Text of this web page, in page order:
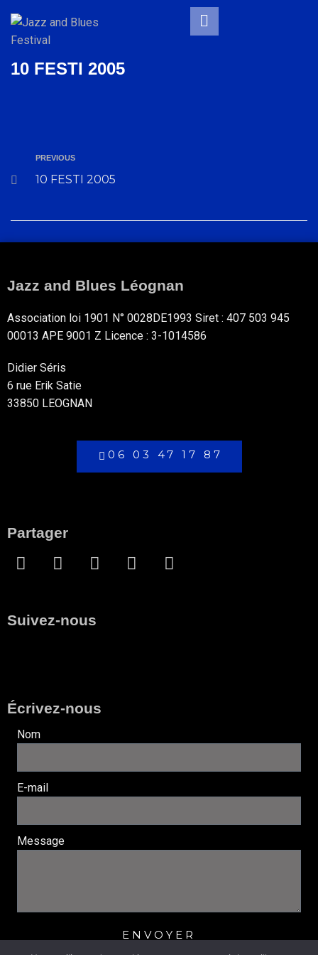
10 FESTI 2005
PREVIOUS
10 FESTI 2005
Jazz and Blues Léognan
Association loi 1901 N° 0028DE1993 Siret : 407 503 945
00013 APE 9001 Z Licence : 3-1014586
Didier Séris
6 rue Erik Satie
33850 LEOGNAN
06 03 47 17 87
Partager
Écrivez-nous
Nom
E-mail
Message
ENVOYER
Suivez-nous